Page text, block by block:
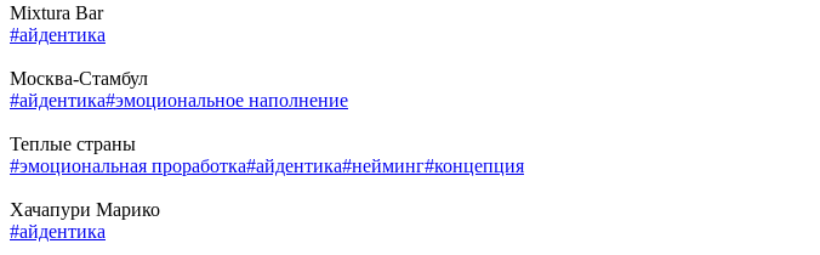
Mixtura Bar
#айдентика
Москва-Стамбул
#айдентика#эмоциональное наполнение
Теплые страны
#эмоциональная проработка#айдентика#нейминг#концепция
Хачапури Марико
#айдентика